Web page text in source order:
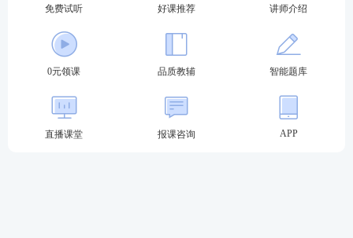
销售和管理费
15%
净经营资产/营
业收入
70%
净负债/营业收
30%
免费试听 好课推荐 讲师介绍
0元领课 品质教辅 智能题库
直播课堂 报课咨询 APP